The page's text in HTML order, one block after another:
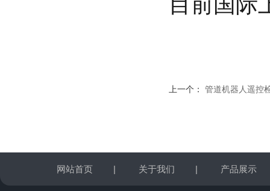
上一个： 管道机器人遥控
网站首页 | 关于我们 | 产品展示